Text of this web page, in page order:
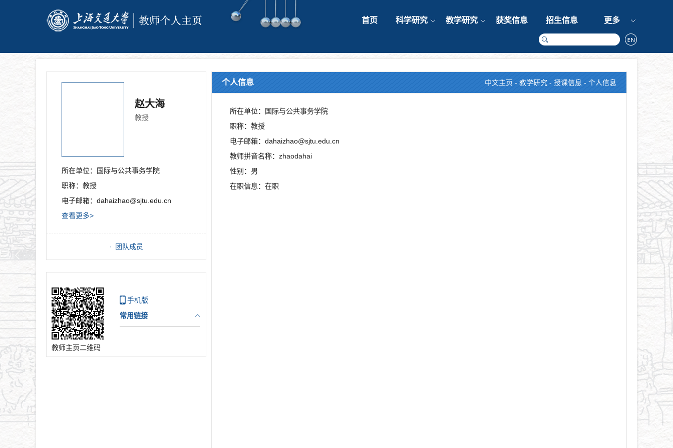
首页 科学研究 教学研究 获奖信息 招生信息 更多
赵大海
教授
所在单位：
国际与公共事务学院
职称： 教授
电子邮箱： dahaizhao@sjtu.edu.cn
查看更多>
团队成员
教师主页二维码
手机版
常用链接
个人信息 中文主页 - 教学研究 - 授课信息 - 个人信息
所在单位：国际与公共事务学院
职称：教授
电子邮箱：dahaizhao@sjtu.edu.cn
教师拼音名称：zhaodahai
性别：男
在职信息：在职